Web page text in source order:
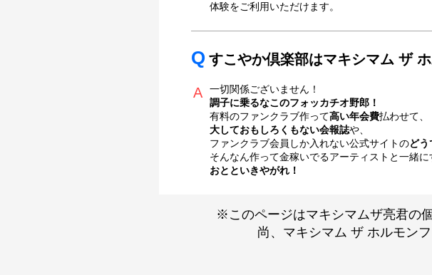
体験をご利用いただけます。
Q すこやか倶楽部はマキシマム ザ
A
一切関係ございません！
調子に乗るなこのフォッカチオ野郎！
有料のファンクラブ作って高い年会費払わせて、
大しておもしろくもない会報誌や、
ファンクラブ会員しか入れない公式サイトのど
そんなん作って金稼いでるアーティストと一緒に
おとといきやがれ！
※このページはマキシマムザ亮君の
尚、マキシマム ザ ホルモン